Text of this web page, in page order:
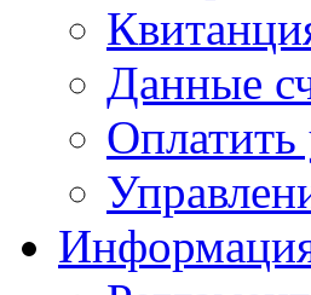
Данные
Оплатить